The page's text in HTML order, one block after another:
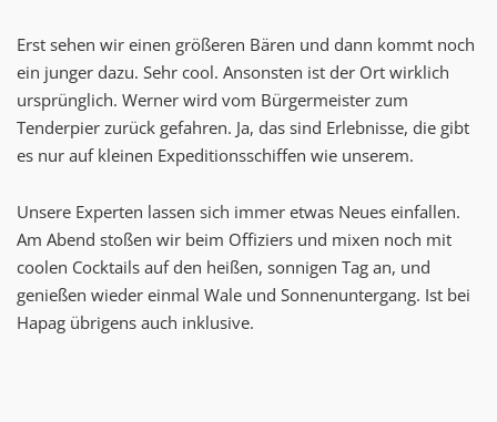
Erst sehen wir einen größeren Bären und dann kommt noch
ein junger dazu. Sehr cool. Ansonsten ist der Ort wirklich
ursprünglich. Werner wird vom Bürgermeister zum
Tenderpier zurück gefahren. Ja, das sind Erlebnisse, die gibt
es nur auf kleinen Expeditionsschiffen wie unserem.
Unsere Experten lassen sich immer etwas Neues einfallen.
Am Abend stoßen wir beim Offiziers und mixen noch mit
coolen Cocktails auf den heißen, sonnigen Tag an, und
genießen wieder einmal Wale und Sonnenuntergang. Ist bei
Hapag übrigens auch inklusive.